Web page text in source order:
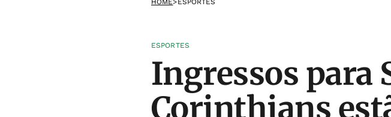
HOME>ESPORTES
ESPORTES
Ingressos para
Corinthians